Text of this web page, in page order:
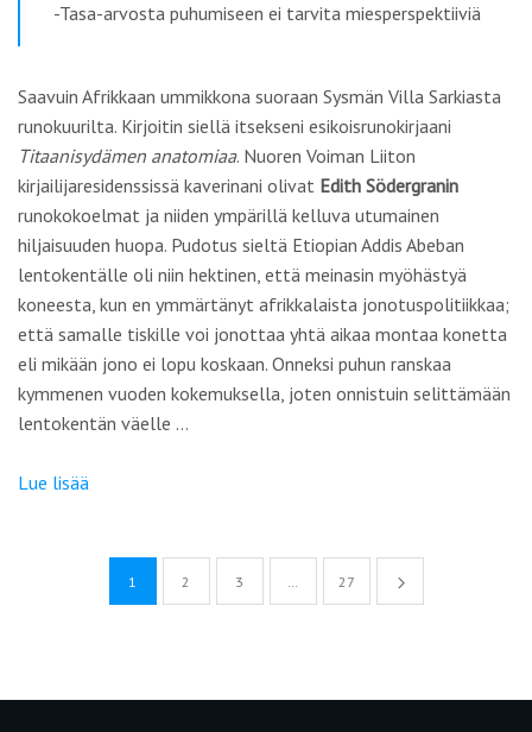
-Tasa-arvosta puhumiseen ei tarvita miesperspektiiviä
Saavuin Afrikkaan ummikkona suoraan Sysmän Villa Sarkiasta
runokuurilta. Kirjoitin siellä itsekseni esikoisrunokirjaani
Titaanisydämen anatomiaa. Nuoren Voiman Liiton
kirjailijaresidenssissä kaverinani olivat Edith Södergranin
runokokoelmat ja niiden ympärillä kelluva utumainen
hiljaisuuden huopa. Pudotus sieltä Etiopian Addis Abeban
lentokentälle oli niin hektinen, että meinasin myöhästyä
koneesta, kun en ymmärtänyt afrikkalaista jonotuspolitiikkaa;
että samalle tiskille voi jonottaa yhtä aikaa montaa konetta
eli mikään jono ei lopu koskaan. Onneksi puhun ranskaa
kymmenen vuoden kokemuksella, joten onnistuin selittämään
lentokentän väelle …
Lue lisää
1 2 3 … 27